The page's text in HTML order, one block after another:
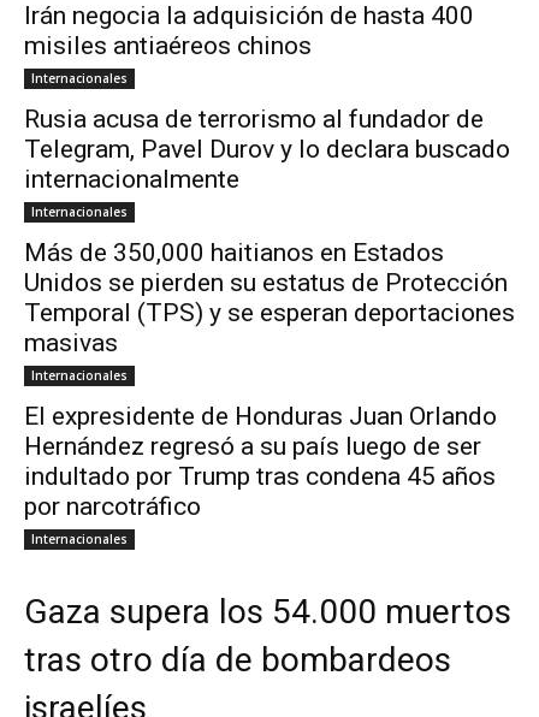
Irán negocia la adquisición de hasta 400
misiles antiaéreos chinos
Internacionales
Rusia acusa de terrorismo al fundador de
Telegram, Pavel Durov y lo declara buscado
internacionalmente
Internacionales
Más de 350,000 haitianos en Estados
Unidos se pierden su estatus de Protección
Temporal (TPS) y se esperan deportaciones
masivas
Internacionales
El expresidente de Honduras Juan Orlando
Hernández regresó a su país luego de ser
indultado por Trump tras condena 45 años
por narcotráfico
Internacionales
Gaza supera los 54.000 muertos
tras otro día de bombardeos
israelíes